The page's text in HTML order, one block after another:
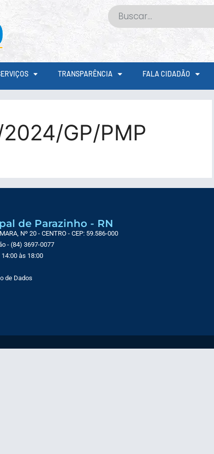
TRANSPARÊNCIA FALA CIDADÃO
2024/GP/PMP
de Parazinho - RN
Nº 20 - CENTRO - CEP: 59.586-000
- (84) 3697-0077
às 18:00
de Dados